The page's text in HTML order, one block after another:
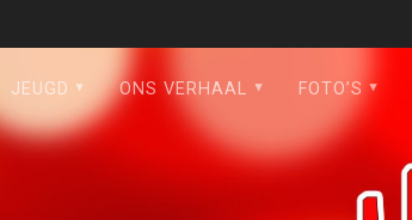
JEUGD ONS VERHAAL FOTO’S